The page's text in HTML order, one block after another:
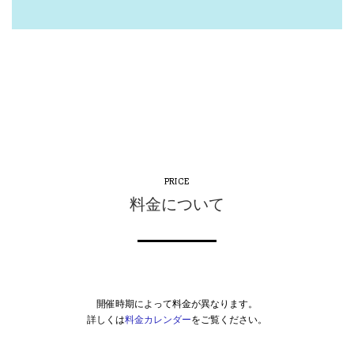
PRICE
料金について
開催時期によって料金が異なります。
詳しくは料金カレンダーをご覧ください。